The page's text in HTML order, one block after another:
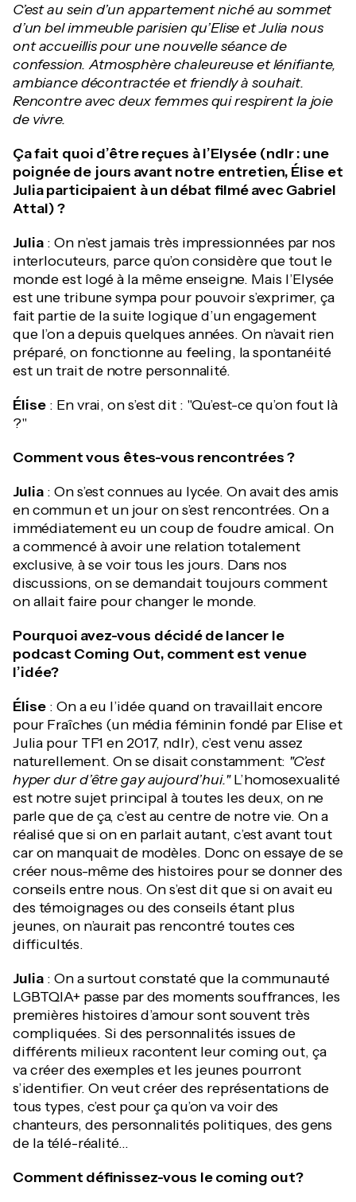
C’est au sein d’un appartement niché au sommet
d’un bel immeuble parisien qu’Elise et Julia nous
ont accueillis pour une nouvelle séance de
confession. Atmosphère chaleureuse et lénifiante,
ambiance décontractée et friendly à souhait.
Rencontre avec deux femmes qui respirent la joie
de vivre.
Ça fait quoi d’être reçues à l’Elysée (ndlr : une
poignée de jours avant notre entretien, Élise et
Julia participaient à un débat filmé avec Gabriel
Attal) ?
Julia : On n’est jamais très impressionnées par nos
interlocuteurs, parce qu’on considère que tout le
monde est logé à la même enseigne. Mais l’Elysée
est une tribune sympa pour pouvoir s’exprimer, ça
fait partie de la suite logique d’un engagement
que l’on a depuis quelques années. On n’avait rien
préparé, on fonctionne au feeling, la spontanéité
est un trait de notre personnalité.
Élise : En vrai, on s’est dit : "Qu’est-ce qu’on fout là
?"
Comment vous êtes-vous rencontrées ?
Julia : On s’est connues au lycée. On avait des amis
en commun et un jour on s’est rencontrées. On a
immédiatement eu un coup de foudre amical. On
a commencé à avoir une relation totalement
exclusive, à se voir tous les jours. Dans nos
discussions, on se demandait toujours comment
on allait faire pour changer le monde.
Pourquoi avez-vous décidé de lancer le
podcast Coming Out, comment est venue
l’idée?
Élise : On a eu l’idée quand on travaillait encore
pour Fraîches (un média féminin fondé par Elise et
Julia pour TF1 en 2017, ndlr), c’est venu assez
naturellement. On se disait constamment: "C’est
hyper dur d’être gay aujourd’hui."L’homosexualité
est notre sujet principal à toutes les deux, on ne
parle que de ça, c’est au centre de notre vie. On a
réalisé que si on en parlait autant, c’est avant tout
car on manquait de modèles. Donc on essaye de se
créer nous-même des histoires pour se donner des
conseils entre nous. On s’est dit que si on avait eu
des témoignages ou des conseils étant plus
jeunes, on n’aurait pas rencontré toutes ces
difficultés.
Julia : On a surtout constaté que la communauté
LGBTQIA+ passe par des moments souffrances, les
premières histoires d’amour sont souvent très
compliquées. Si des personnalités issues de
différents milieux racontent leur coming out, ça
va créer des exemples et les jeunes pourront
s’identifier. On veut créer des représentations de
tous types, c’est pour ça qu’on va voir des
chanteurs, des personnalités politiques, des gens
de la télé-réalité…
Comment définissez-vous le coming out?